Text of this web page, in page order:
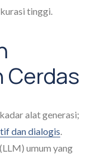
tinggi.
Cerdas
alat generasi;
dan dialogis
umum yang